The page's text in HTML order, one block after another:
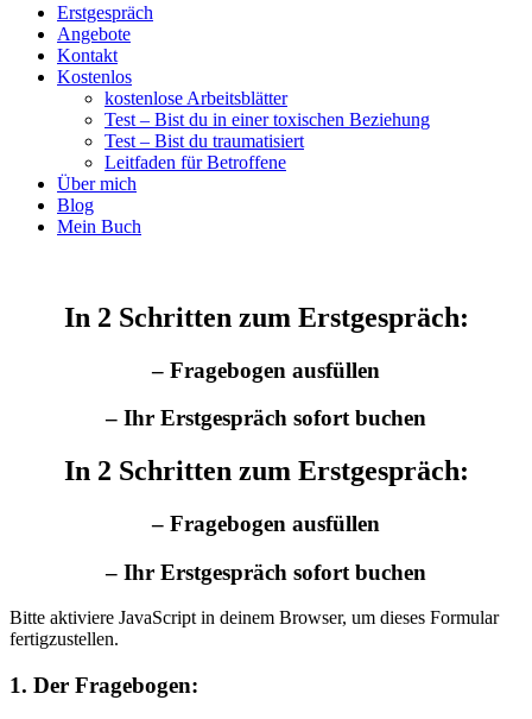
Erstgespräch
Angebote
Kontakt
Kostenlos
kostenlose Arbeitsblätter
Test – Bist du in einer toxischen Beziehung
Test – Bist du traumatisiert
Leitfaden für Betroffene
Über mich
Blog
Mein Buch
In 2 Schritten zum Erstgespräch:
– Fragebogen ausfüllen
– Ihr Erstgespräch sofort buchen
In 2 Schritten zum Erstgespräch:
– Fragebogen ausfüllen
– Ihr Erstgespräch sofort buchen
Bitte aktiviere JavaScript in deinem Browser, um dieses Formular
fertigzustellen.
1. Der Fragebogen: